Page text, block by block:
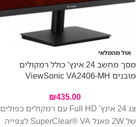
אזל מהמלאי
מסך מחשב 24 אינץ’ כולל רמקולים
מובנים ViewSonic VA2406-MH
₪435.00
צג 24 אינץ' Full HD עם רמקולים כפולים
של 2W פאנל SuperClear® VA לצפייה